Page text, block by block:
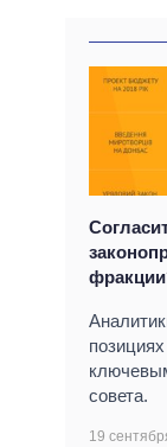
совета.
19